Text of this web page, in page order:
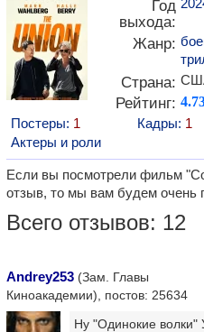
Год
выхода:
Жанр:
Страна:
Рейтинг:
Постеры: 1 Кадры: 1
Актеры и роли
Если вы посмотрели фильм
отзыв, то мы вам будем очень
Всего отзывов: 12
Andrey253 (Зам. Главы
Киноакадемии), постов: 25634
Ну "Одинокие волки"